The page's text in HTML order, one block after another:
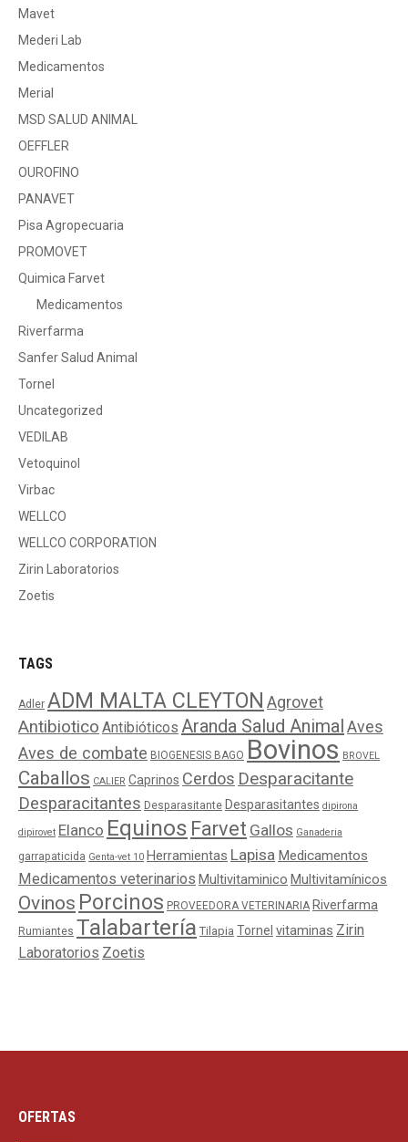
Mavet
Mederi Lab
Medicamentos
Merial
MSD SALUD ANIMAL
OEFFLER
OUROFINO
PANAVET
Pisa Agropecuaria
PROMOVET
Quimica Farvet
Medicamentos
Riverfarma
Sanfer Salud Animal
Tornel
Uncategorized
VEDILAB
Vetoquinol
Virbac
WELLCO
WELLCO CORPORATION
Zirin Laboratorios
Zoetis
TAGS
Adler ADM MALTA CLEYTON Agrovet
Antibiotico Antibióticos Aranda Salud AnimalAves
Aves de combate BIOGENESIS BAGO Bovinos BROVEL
Caballos CALIER Caprinos Cerdos Desparacitante
Desparacitantes Desparasitante Desparasitantes dipirona
dipirovet Elanco Equinos Farvet Gallos Ganaderia
garrapaticida Genta-vet 10 Herramientas Lapisa Medicamentos
Medicamentos veterinarios Multivitaminico Multivitamínicos
Ovinos Porcinos PROVEEDORA VETERINARIA Riverfarma
Rumiantes Talabartería Tilapia Tornel vitaminas Zirin
Laboratorios Zoetis
OFERTAS